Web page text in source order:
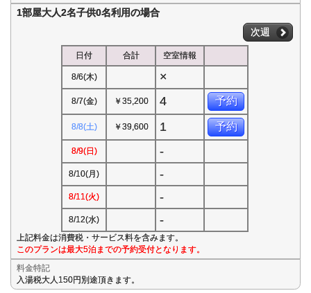
1部屋大人2名子供0名利用の場合
次週
日付 合計 空室情報
8/6(木) ×
8/7(金) ￥35,200 4 予約
8/8(土) ￥39,600 1 予約
8/9(日) -
8/10(月) -
8/11(火) -
8/12(水) -
上記料金は消費税・サービス料を含みます。
このプランは最大5泊までの予約受付となります。
料金特記
入湯税大人150円別途頂きます。